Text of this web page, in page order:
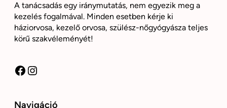
A tanácsadás egy iránymutatás, nem egyezik meg a
kezelés fogalmával. Minden esetben kérje ki
háziorvosa, kezelő orvosa, szülész-nőgyógyásza teljes
körű szakvéleményét!
Facebook Instagram
Navigáció